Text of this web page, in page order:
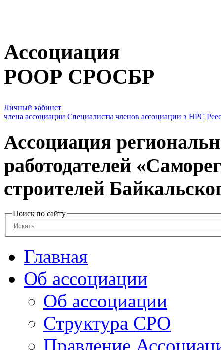
Ассоциация
РООР СРОСБР
Личный кабинет
члена ассоциации Специалисты членов ассоциации в НРС
Ассоциация
работодателей
строителей
Поиск по сайту
Главная
Об ассоциации
Об ассоциации
Структура СРО
Правление